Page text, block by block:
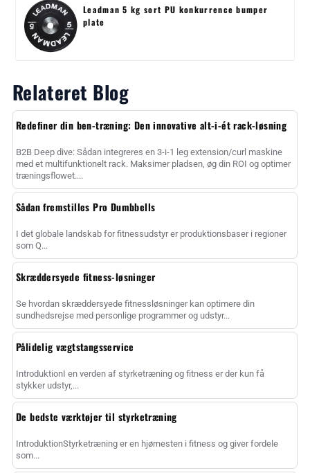
Leadman 5 kg sort PU konkurrence bumper
plate
Relateret Blog
Redefiner din ben-træning: Den innovative alt-i-ét rack-løsning
B2B Deep dive: Sådan integreres en 3-i-1 leg extension/curl maskine
med et multifunktionelt rack. Maksimer pladsen, øg din ROI og optimer
træningsflowet....
Sådan fremstilles Pro Dumbbells
I det globale landskab for fitnessudstyr er produktionsbaser i regioner
som Q...
Skræddersyede fitness-løsninger
Se hvordan skræddersyede fitnessløsninger kan optimere din
sundhedsrejse med personlige programmer og udstyr...
Pålidelig vægtstangsservice
IntroduktionI en verden af styrketræning og fitness er der kun få
stykker udstyr,...
De bedste værktøjer til styrketræning
IntroduktionStyrketræning er en hjørnesten i fitness og giver fordele
som...